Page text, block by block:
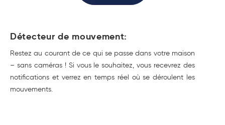
Détecteur de mouvement:
Restez au courant de ce qui se passe dans votre maison
– sans caméras ! Si vous le souhaitez, vous recevrez des
notifications et verrez en temps réel où se déroulent les
mouvements.